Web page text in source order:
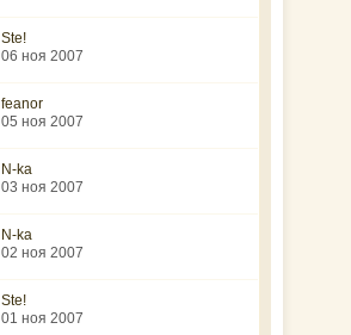
Ste!
06 ноя 2007
feanor
05 ноя 2007
N-ka
03 ноя 2007
N-ka
02 ноя 2007
Ste!
01 ноя 2007